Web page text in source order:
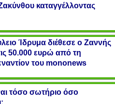
καταγγέλλοντας
Ίδρυμα διέθεσε ο Ζαννής
50.000 ευρώ από τη
του mononews
τόσο σωτήριο όσο